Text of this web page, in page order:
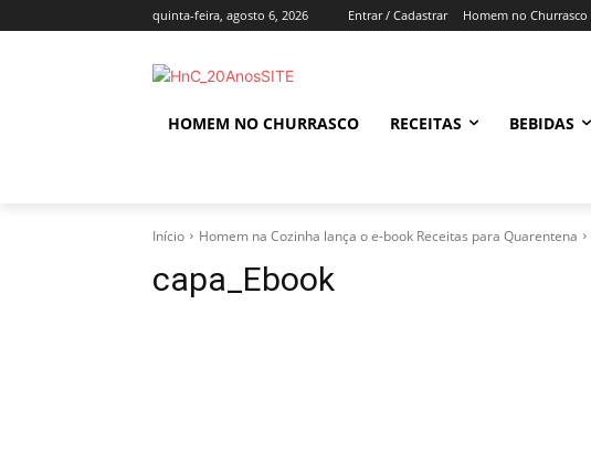
quinta-feira, agosto 6, 2026 Entrar / Cadastrar Homem no Churrasco
HOMEM NO CHURRASCO RECEITAS BEBIDAS
Início Homem na Cozinha lança o e-book Receitas para Quarentena
capa_Ebook